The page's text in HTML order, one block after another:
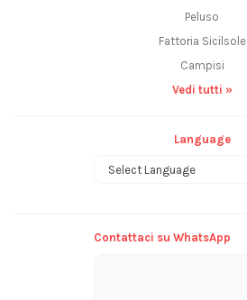
Peluso
Fattoria Sicilsole
Campisi
Vedi tutti »
Language
Contattaci su WhatsApp